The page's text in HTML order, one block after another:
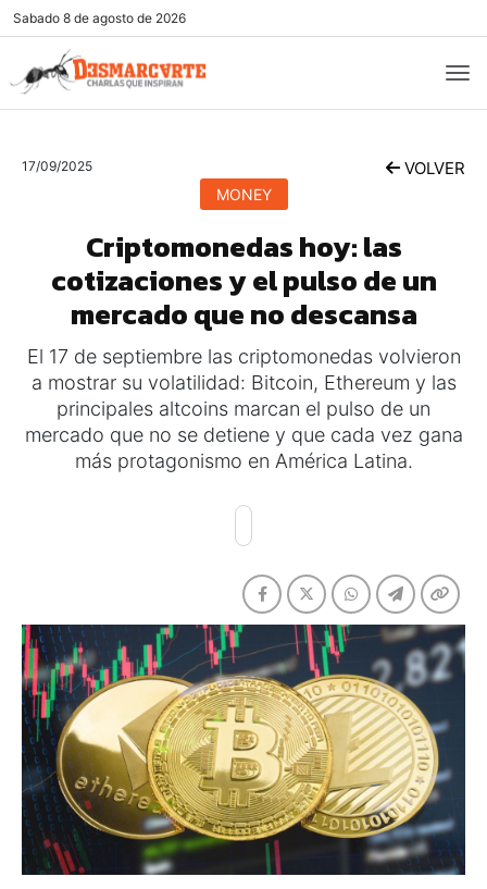
Sabado 8 de agosto de 2026
17/09/2025 VOLVER
MONEY
Criptomonedas hoy: las
cotizaciones y el pulso de un
mercado que no descansa
El 17 de septiembre las criptomonedas volvieron
a mostrar su volatilidad: Bitcoin, Ethereum y las
principales altcoins marcan el pulso de un
mercado que no se detiene y que cada vez gana
más protagonismo en América Latina.